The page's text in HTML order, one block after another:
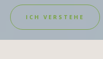
ICH VERSTEHE